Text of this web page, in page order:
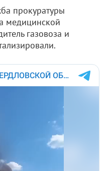
прокуратуры
медицинской
газовоза и